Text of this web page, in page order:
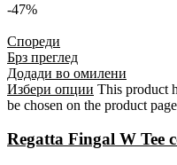
-47%
Спореди
Брз преглед
Додади во омилени
Избери опции This product
be chosen on the product page
Regatta Fingal W Tee